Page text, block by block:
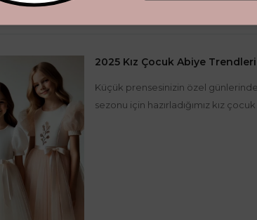
2025 Kız Çocuk Abiye Trendleri
Küçük prensesinizin özel günlerinde
sezonu için hazırladığımız kız